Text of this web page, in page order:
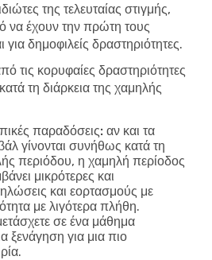
της τελευταίας στιγμής,
να έχουν την πρώτη τους
για δημοφιλείς δραστηριότητες.
τις κορυφαίες δραστηριότητες
τη διάρκεια της χαμηλής
παραδόσεις: αν και τα
γίνονται συνήθως κατά τη
περιόδου, η χαμηλή περίοδος
μικρότερες και
και εορτασμούς με
με λιγότερα πλήθη.
σε ένα μάθημα
ξενάγηση για μια πιο